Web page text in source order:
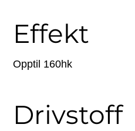
Effekt
Opptil 160hk
Drivstoff